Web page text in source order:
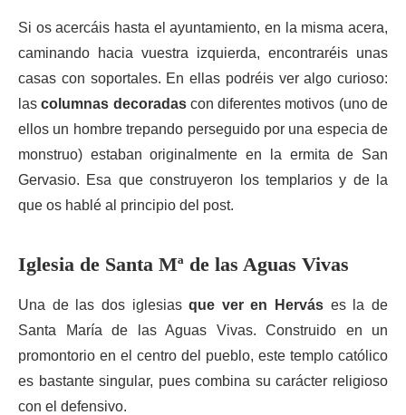
Si os acercáis hasta el ayuntamiento, en la misma acera,
caminando hacia vuestra izquierda, encontraréis unas
casas con soportales. En ellas podréis ver algo curioso:
lascolumnas decoradascon diferentes motivos (uno de
ellos un hombre trepando perseguido por una especia de
monstruo) estaban originalmente en la ermita de San
Gervasio. Esa que construyeron los templarios y de la
que os hablé al principio del post.
Iglesia de Santa Mª de las Aguas Vivas
Una de las dos iglesiasque ver en Hervás es la de
Santa María de las Aguas Vivas. Construido en un
promontorio en el centro del pueblo, este templo católico
es bastante singular, pues combina su carácter religioso
con el defensivo.